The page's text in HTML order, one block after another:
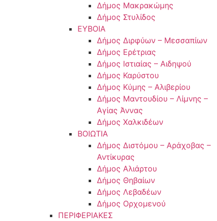
Δήμος Μακρακώμης
Δήμος Στυλίδος
ΕΥΒΟΙΑ
Δήμος Διρφύων – Μεσσαπίων
Δήμος Ερέτριας
Δήμος Ιστιαίας – Αιδηψού
Δήμος Καρύστου
Δήμος Κύμης – Αλιβερίου
Δήμος Μαντουδίου – Λίμνης –
Αγίας Άννας
Δήμος Χαλκιδέων
ΒΟΙΩΤΙΑ
Δήμος Διστόμου – Αράχοβας –
Αντίκυρας
Δήμος Αλιάρτου
Δήμος Θηβαίων
Δήμος Λεβαδέων
Δήμος Ορχομενού
ΠΕΡΙΦΕΡΙΑΚΕΣ